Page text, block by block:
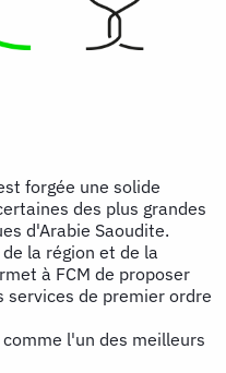
forgée une solide
des plus grandes
d'Arabie Saoudite.
la région et de la
à FCM de proposer
services de premier ordre
l'un des meilleurs